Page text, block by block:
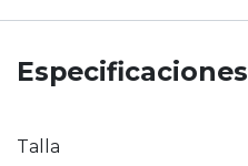
Especificaciones
Talla